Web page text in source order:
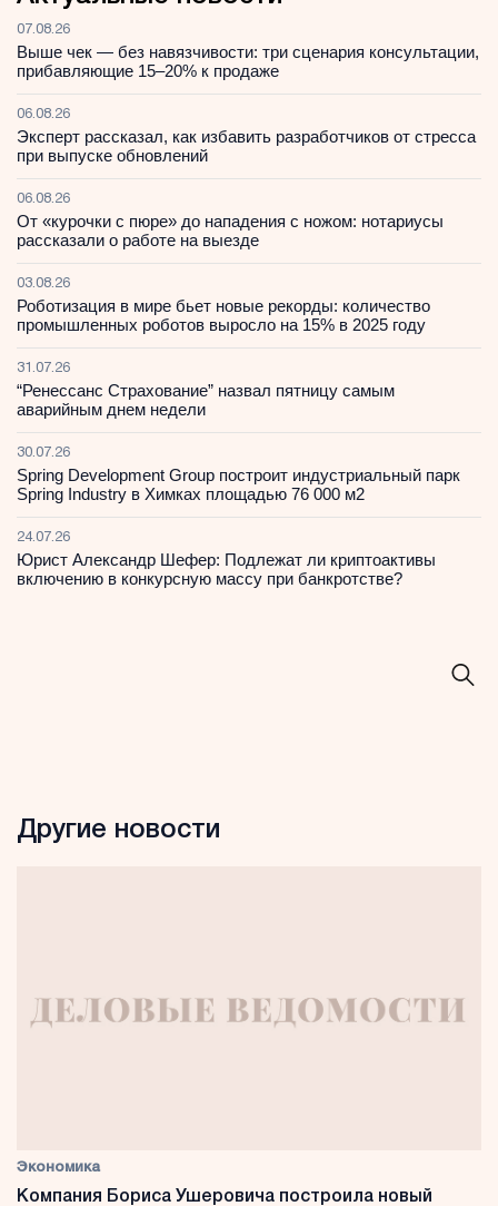
07.08.26
Выше чек — без навязчивости: три сценария консультации,
прибавляющие 15–20% к продаже
06.08.26
Эксперт рассказал, как избавить разработчиков от стресса
при выпуске обновлений
06.08.26
От «курочки с пюре» до нападения с ножом: нотариусы
рассказали о работе на выезде
03.08.26
Роботизация в мире бьет новые рекорды: количество
промышленных роботов выросло на 15% в 2025 году
31.07.26
“Ренессанс Страхование” назвал пятницу самым
аварийным днем недели
30.07.26
Spring Development Group построит индустриальный парк
Spring Industry в Химках площадью 76 000 м2
24.07.26
Юрист Александр Шефер: Подлежат ли криптоактивы
включению в конкурсную массу при банкротстве?
Другие новости
Экономика
Компания Бориса Ушеровича построила новый